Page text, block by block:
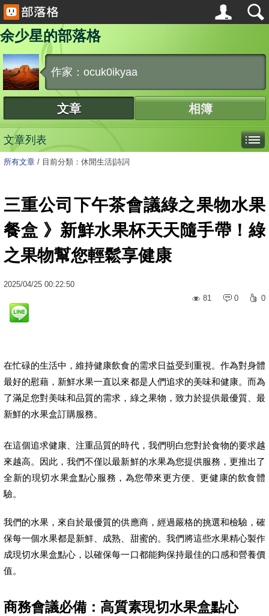
余少星的部落格
作家：ocuk0ikyaa
文章 相簿
文章列表
所有文章 / 目前分類：休閒生活|詩詞
三重公司下午茶會議綠之果物水果
餐盒 》新鮮水果杯天天隨手帶！綠
之果物幫您輕鬆享健康
2025/04/25 00:22:50
81
0 0
在忙碌的生活中，維持健康飲食的需求日益受到重視。作為對身體
最好的慰藉，新鮮水果一直以來都是人們追求的美味和健康。而為
了滿足您對美味和品質的需求，綠之果物，致力於提供最優質、最
新鮮的水果盒訂購服務。
在這個追求健康、注重品質的時代，我們明白您對於食物的要求越
來越高。因此，我們不僅以最新鮮的水果為您提供服務，更推出了
全新的現切水果盒點心服務，為您帶來更方便、更健康的飲食體
驗。
我們的水果，來自於最優質的供應商，經過嚴格的挑選和檢驗，確
保每一個水果都是新鮮、成熟、甜蜜的。我們將這些水果精心製作
成現切水果盒點心，以確保每一口都能夠保持最佳的口感和營養價
值。
商務會議必備：高質素現切水果盒點心